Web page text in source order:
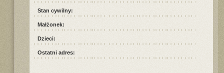
Stan cywilny:
Małżonek:
Dzieci:
Ostatni adres: